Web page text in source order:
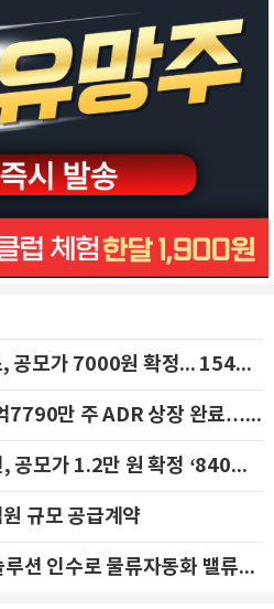
희망밴드 최상단 딜리셔스, 공모가 7000원 확정... 154억 규모 IPO 돌입
SK하이닉스, 나스닥에 1억7790만 주 ADR 상장 완료…29일 국내 추가 상장
자율주행 AI 스트라드비젼, 공모가 1.2만 원 확정 ‘840억 수혈’
규모 공급계약
클로봇, 두산로지스틱스솔루션 인수로 물류자동화 밸류체인 확장 추진 - IBK투자증권